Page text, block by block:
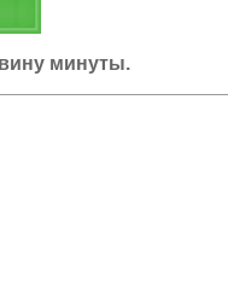
минуты.